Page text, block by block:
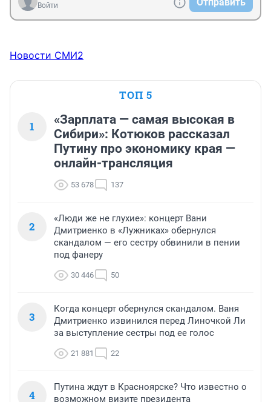
Войти
Новости СМИ2
ТОП 5
1
«Зарплата — самая высокая в
Сибири»: Котюков рассказал
Путину про экономику края —
онлайн-трансляция
53 678 137
2
«Люди же не глухие»: концерт Вани
Дмитриенко в «Лужниках» обернулся
скандалом — его сестру обвинили в пении
под фанеру
30 446 50
3
Когда концерт обернулся скандалом. Ваня
Дмитриенко извинился перед Линочкой Ли
за выступление сестры под ее голос
21 881 22
4
Путина ждут в Красноярске? Что известно о
возможном визите президента